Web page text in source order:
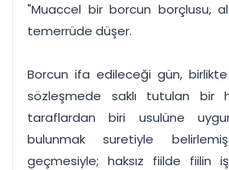
"Muaccel bir borcun borçlusu,
temerrüde düşer.
Borcun ifa edileceği gün,
sözleşmede saklı tutulan bir
taraflardan biri usulüne
bulunmak suretiyle
geçmesiyle; haksız fiilde fiilin